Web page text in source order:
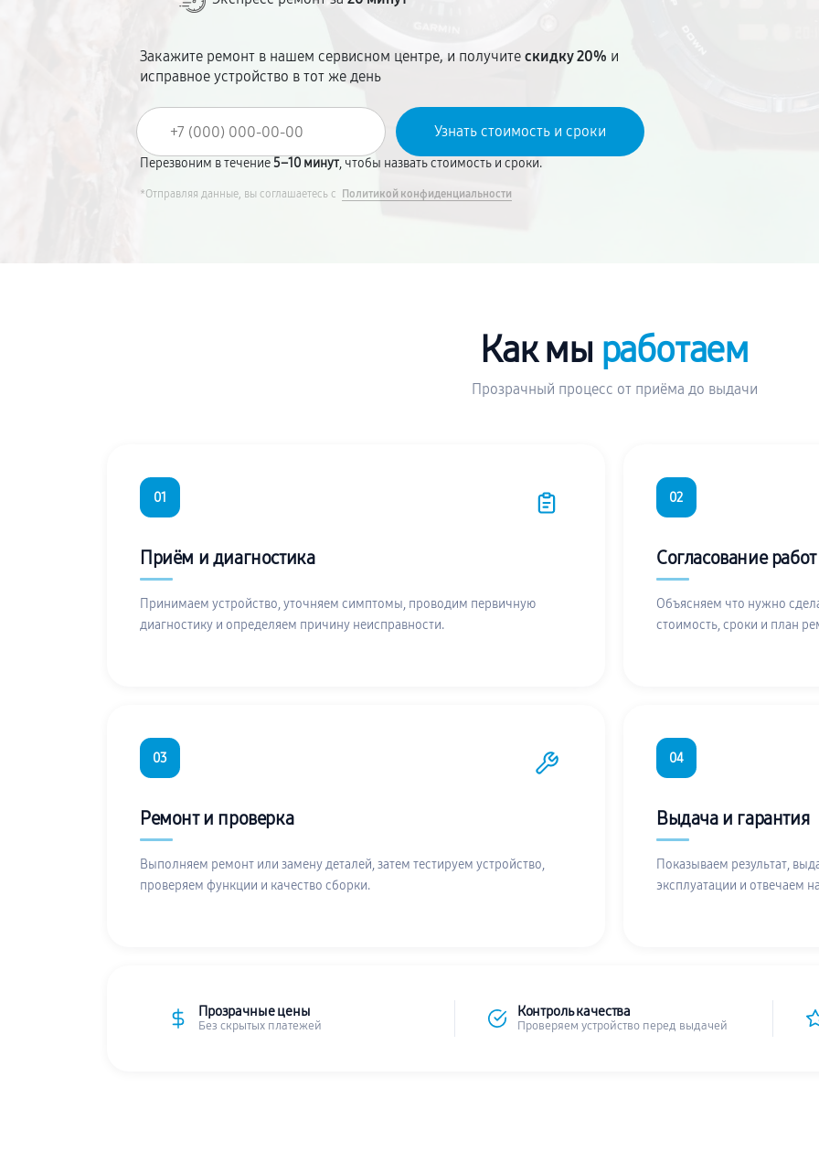
Закажите ремонт в нашем сервисном центре, и получитескидку 20% и
исправное устройство в тот же день
Перезвоним в течение5–10 минут, чтобы назвать стоимость и сроки.
*Отправляя данные, вы соглашаетесь с Политикой конфиденциальности
Как мы работаем
Прозрачный процесс от приёма до выдачи
01
Приём и диагностика
Принимаем устройство, уточняем симптомы, проводим первичную
диагностику и определяем причину неисправности.
02
Согласование работ
Объясняем что нужно
стоимость, сроки и план
03
Ремонт и проверка
Выполняем ремонт или замену деталей, затем тестируем устройство,
проверяем функции и качество сборки.
04
Выдача и гарантия
Показываем результат,
эксплуатации и отвечаем
Прозрачные цены
Без скрытых платежей
Контроль качества
Проверяем устройство перед выдачей